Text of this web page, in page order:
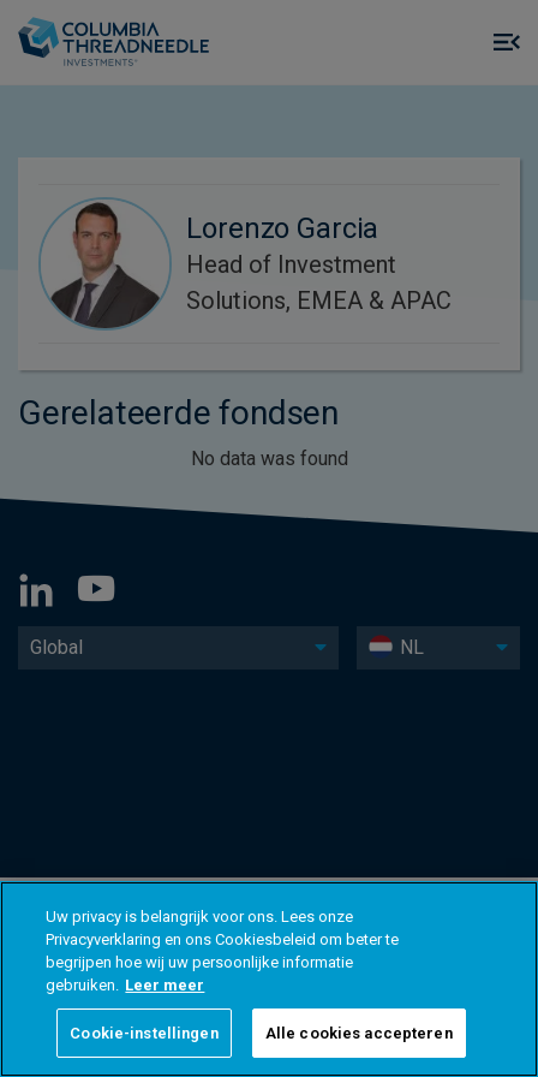
Lorenzo Garcia
Head of Investment
Solutions, EMEA & APAC
Gerelateerde fondsen
No data was found
Global NL
Uw privacy is belangrijk voor ons. Lees onze
Privacyverklaring en ons Cookiesbeleid om beter te
begrijpen hoe wij uw persoonlijke informatie
gebruiken. Leer meer
Cookie-instellingen Alle cookies accepteren